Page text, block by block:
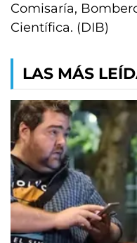
Comisaría,
Científica. (DIB)
LAS MÁS